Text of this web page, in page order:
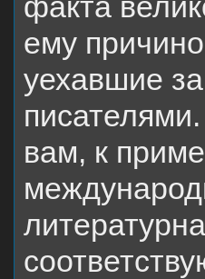
ему
уехавшие
вам, к